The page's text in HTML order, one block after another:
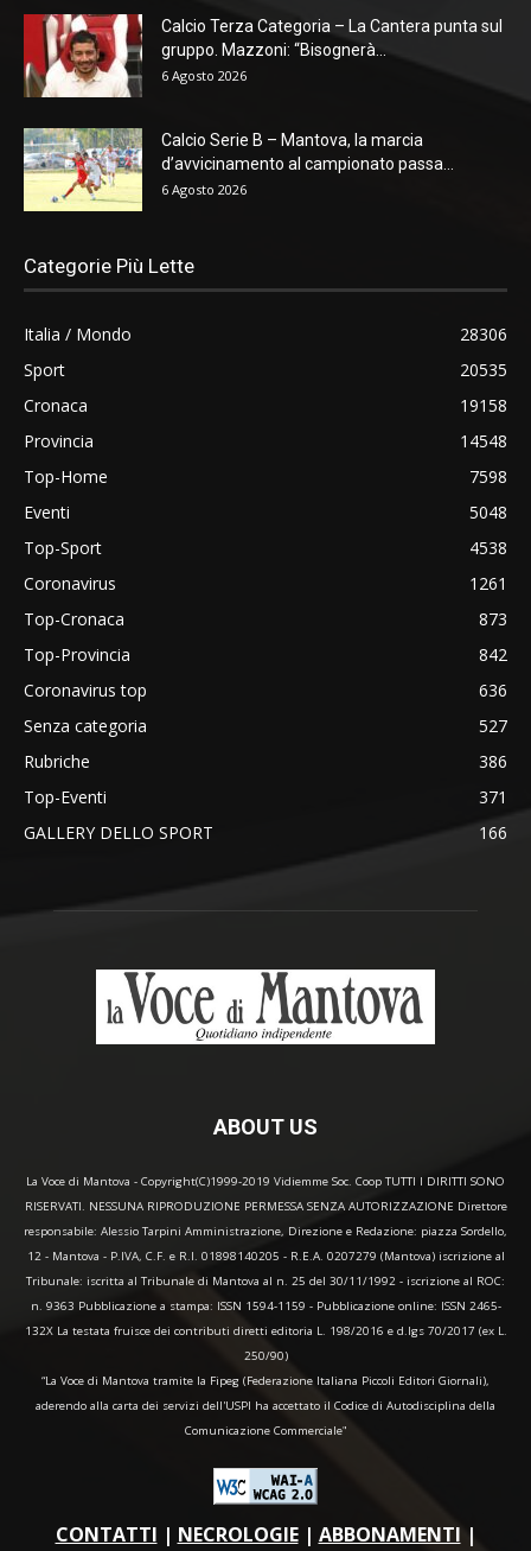
Calcio Terza Categoria – La Cantera punta sul
gruppo. Mazzoni: “Bisognerà...
6 Agosto 2026
Calcio Serie B – Mantova, la marcia
d’avvicinamento al campionato passa...
6 Agosto 2026
Categorie Più Lette
Italia / Mondo
28306
Sport
20535
Cronaca
19158
Provincia
14548
Top-Home
7598
Eventi
5048
Top-Sport
4538
Coronavirus
1261
Top-Cronaca
873
Top-Provincia
842
Coronavirus top
636
Senza categoria
527
Rubriche
386
Top-Eventi
371
GALLERY DELLO SPORT
166
ABOUT US
La Voce di Mantova - Copyright(C)1999-2019 Vidiemme Soc. Coop TUTTI I DIRITTI SONO
RISERVATI. NESSUNA RIPRODUZIONE PERMESSA SENZA AUTORIZZAZIONE Direttore
responsabile: Alessio Tarpini Amministrazione, Direzione e Redazione: piazza Sordello,
12 - Mantova - P.IVA, C.F. e R.I. 01898140205 - R.E.A. 0207279 (Mantova) iscrizione al
Tribunale: iscritta al Tribunale di Mantova al n. 25 del 30/11/1992 - iscrizione al ROC:
n. 9363 Pubblicazione a stampa: ISSN 1594-1159 - Pubblicazione online: ISSN 2465-
132X La testata fruisce dei contributi diretti editoria L. 198/2016 e d.lgs 70/2017 (ex L.
250/90)
“La Voce di Mantova tramite la Fipeg (Federazione Italiana Piccoli Editori Giornali),
aderendo alla carta dei servizi dell'USPI ha accettato il Codice di Autodisciplina della
Comunicazione Commerciale"
CONTATTI | NECROLOGIE| ABBONAMENTI |